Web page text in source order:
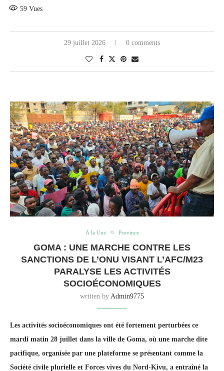
59 Vues
29 juillet 2026 0 comments
À la Une Province
GOMA : UNE MARCHE CONTRE LES
SANCTIONS DE L’ONU VISANT L’AFC/M23
PARALYSE LES ACTIVITÉS
SOCIOÉCONOMIQUES
written by Admin9775
Les activités socioéconomiques ont été fortement perturbées ce
mardi matin 28 juillet dans la ville de Goma, où une marche dite
pacifique, organisée par une plateforme se présentant comme la
Société civile plurielle et Forces vives du Nord-Kivu, a entraîné la